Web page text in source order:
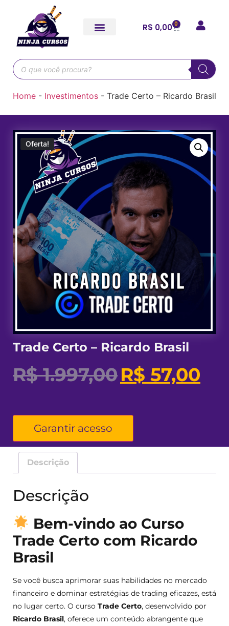
R$ 0,00 0
Home - Investimentos - Trade Certo – Ricardo Brasil
Oferta!
Trade Certo – Ricardo Brasil
R$1.997,00R$ 57,00
Garantir acesso
Descrição
Descrição
Bem-vindo ao Curso
Trade Certo com Ricardo
Brasil
Se você busca aprimorar suas habilidades no mercado
financeiro e dominar estratégias de trading eficazes, está
no lugar certo. O curso Trade Certo, desenvolvido por
Ricardo Brasil, oferece um conteúdo abrangente que